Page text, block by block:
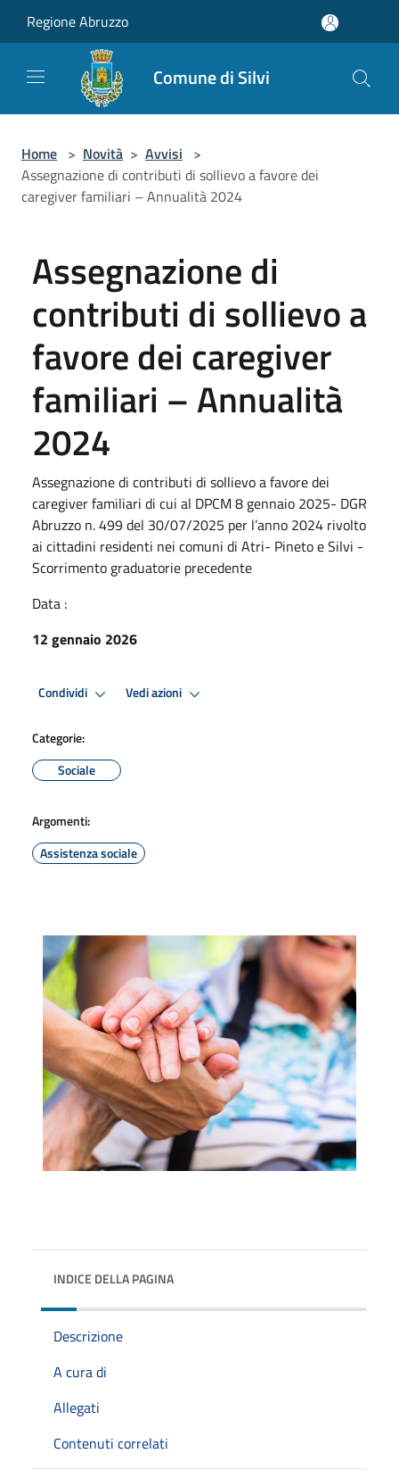
Regione Abruzzo
Comune di Silvi
Home > Novità > Avvisi >
Assegnazione di contributi di sollievo a favore dei
caregiver familiari – Annualità 2024
Assegnazione di
contributi di sollievo a
favore dei caregiver
familiari – Annualità
2024
Assegnazione di contributi di sollievo a favore dei
caregiver familiari di cui al DPCM 8 gennaio 2025- DGR
Abruzzo n. 499 del 30/07/2025 per l’anno 2024 rivolto
ai cittadini residenti nei comuni di Atri- Pineto e Silvi -
Scorrimento graduatorie precedente
Data :
12 gennaio 2026
Condividi Vedi azioni
Categorie:
Sociale
Argomenti:
Assistenza sociale
INDICE DELLA PAGINA
Descrizione
A cura di
Allegati
Contenuti correlati